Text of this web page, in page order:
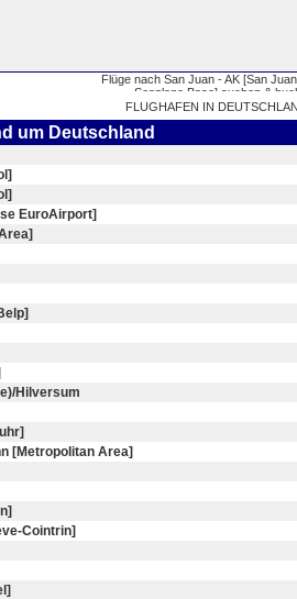
FLUGHAFEN IN
um Deutschland
EuroAirport]
Hilversum
[Metropolitan Area]
Cointrin]